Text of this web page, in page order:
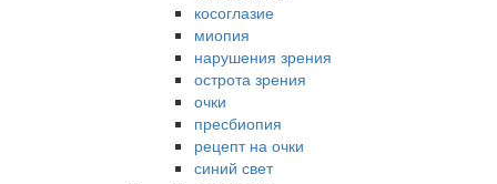
косоглазие
миопия
нарушения зрения
острота зрения
очки
пресбиопия
рецепт на очки
синий свет